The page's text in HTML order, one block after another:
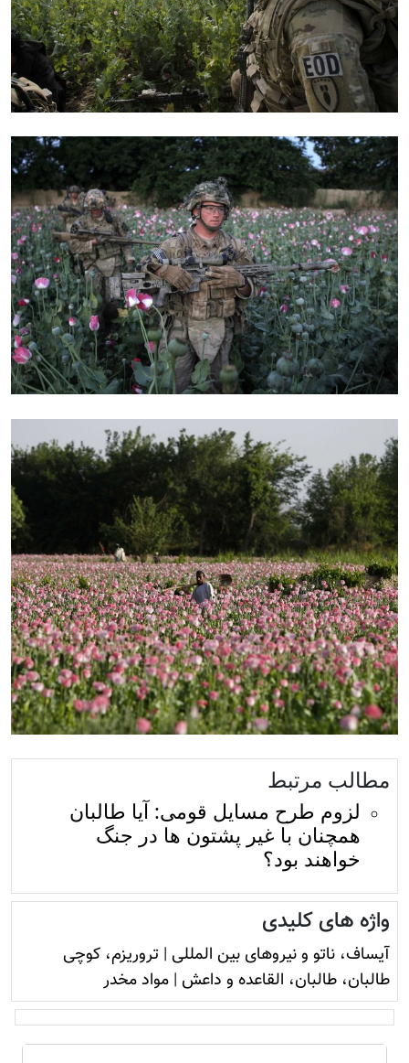
مطالب مرتبط
لزوم طرح مسایل قومی: آیا طالبان
همچنان با غیر پشتون ها در جنگ
خواهند بود؟
واژه های کلیدی
آيساف، ناتو و نيروهای بين المللی | تروريزم، کوچی
طالبان، طالبان، القاعده و داعش | مواد مخدر